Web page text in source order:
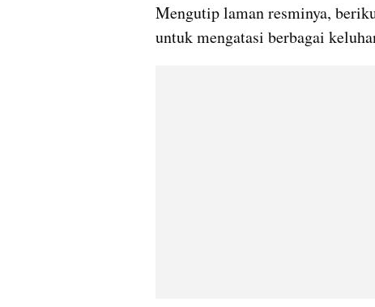
Mengutip laman resminya,
untuk mengatasi berbagai